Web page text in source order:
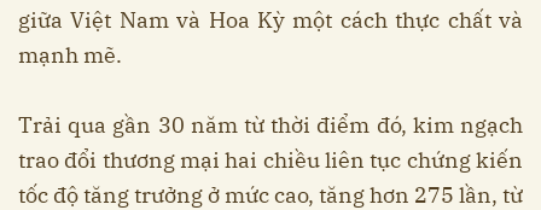
giữa Việt Nam và Hoa Kỳ một cách thực chất và
mạnh mẽ.
Trải qua gần 30 năm từ thời điểm đó, kim ngạch
trao đổi thương mại hai chiều liên tục chứng kiến
tốc độ tăng trưởng ở mức cao, tăng hơn 275 lần, từ